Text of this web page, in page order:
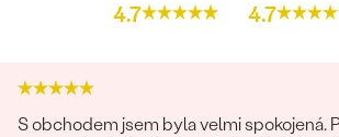
4.7 4.7
S obchodem jsem byla velmi spokojená.